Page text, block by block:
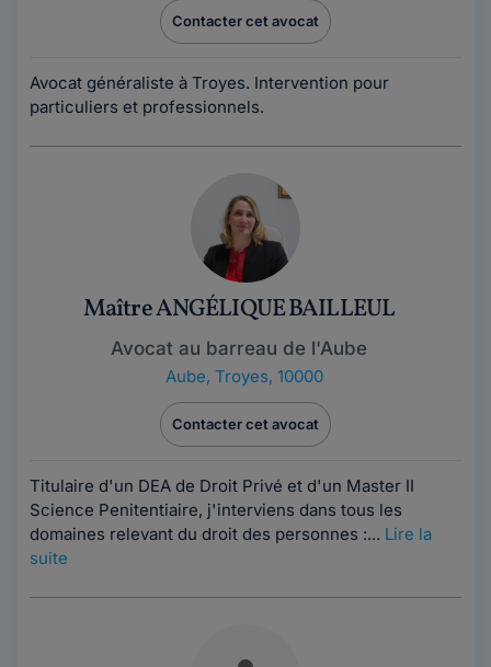
Contacter cet avocat
Avocat généraliste à Troyes. Intervention pour
particuliers et professionnels.
Maître ANGÉLIQUE BAILLEUL
Avocat au barreau de l'Aube
Aube, Troyes, 10000
Contacter cet avocat
Titulaire d'un DEA de Droit Privé et d'un Master II
Science Penitentiaire, j'interviens dans tous les
domaines relevant du droit des personnes :... Lire la
suite